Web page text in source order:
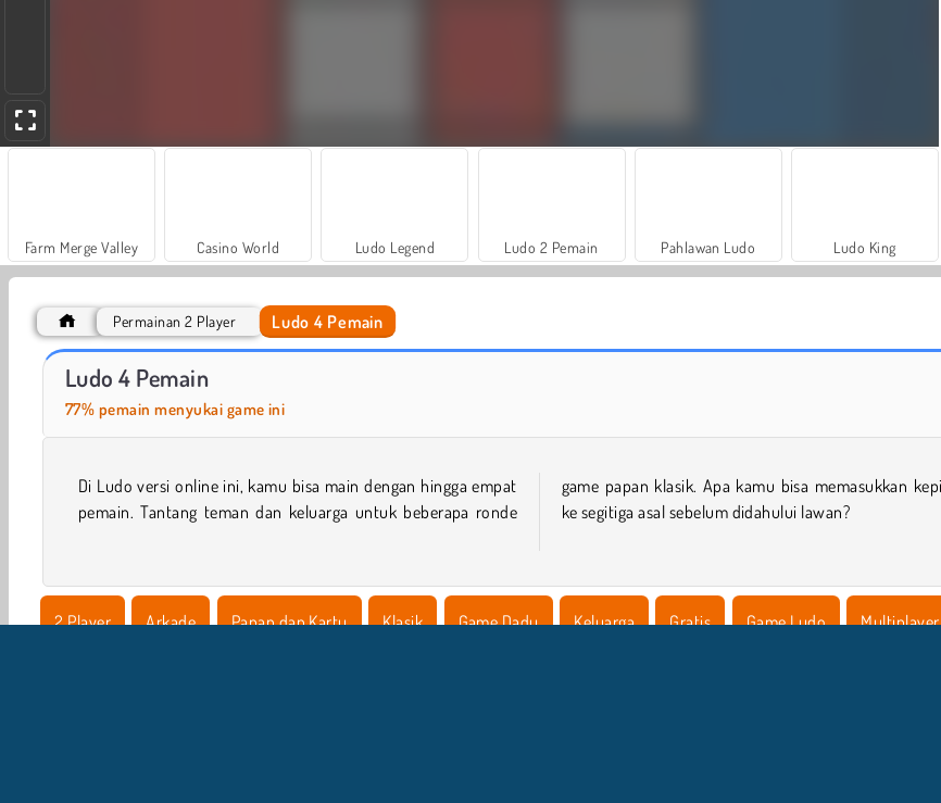
Farm Merge Valley Casino World Ludo Legend Ludo 2 Pemain Pahlawan Ludo Ludo King
Ludo Klasik
Permainan 2 Player Ludo 4 Pemain
Ludo 4 Pemain
77% pemain menyukai game ini
Di Ludo versi online ini, kamu bisa main dengan hingga empat
pemain. Tantang teman dan keluarga untuk beberapa ronde
game papan klasik. Apa kamu bisa memasukkan kepinganmu
ke segitiga asal sebelum didahului lawan?
2 Player Arkade Papan dan Kartu Klasik Game Dadu Keluarga Gratis Game Ludo Multiplayer